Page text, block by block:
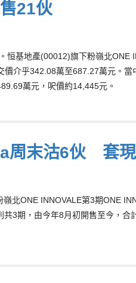
21伙
恒基地產(00012)旗下粉嶺北ONE
介乎342.08萬至687.27萬元。
萬元，呎價約14,445元。
周末沽6伙 套
北ONE INNOVALE第3期ONE
3期，由今年8月初開售至今，合